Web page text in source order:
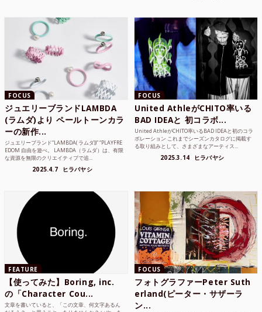
FOCUS
ジュエリーブランドLAMBDA
(ラムダ)より ペールトーンカラ
ーの新作...
ジュエリーブランド“LAMBDA( ラムダ))” “PLAYFRE
EDOM 自由を遊べ。 LAMBDA（ラムダ）は、有限
な資源を無限のクリエイティブで追...
2025.4.7 ヒラバヤシ
FOCUS
United AthleがCHITO率いる
BAD IDEAと 初コラボ...
United AthleがCHITO率いるBAD IDEAと初のコラ
ボレーション これまでシーズンカタログに掲載す
る取り組みとして、さまざまなアーティス...
2025.3.14 ヒラバヤシ
FEATURE
【使ってみた】Boring, inc.
の「Character Cou...
文章を書いていると、「この文章、何文字あるん
FOCUS
フォトグラファーPeter Suth
erland(ピーター・サザーラ
ン...